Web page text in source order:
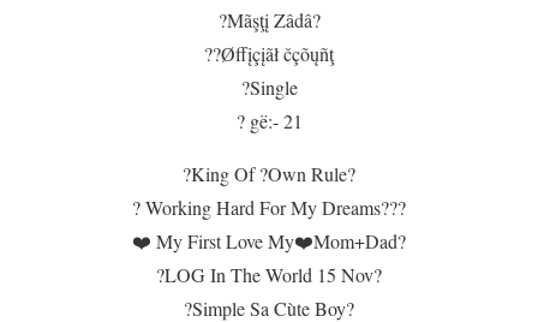
?Mãşţį Zâdâ?
??Øffįçįãł čçõųñţ
?Single
? gë:- 21
?King Of ?Own Rule?
? Working Hard For My Dreams???
❤️ My First Love My❤️Mom+Dad?
?LOG In The World 15 Nov?
?Simple Sa Cùte Boy?